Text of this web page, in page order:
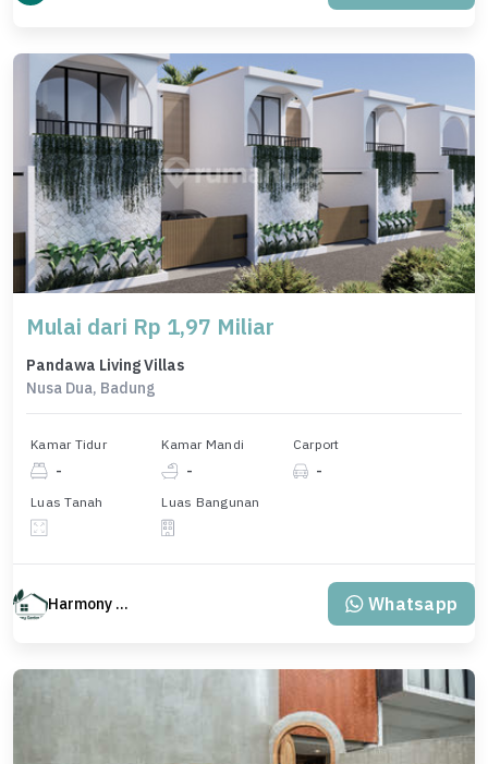
Mulai dari Rp 1,97 Miliar
Pandawa Living Villas
Nusa Dua, Badung
Kamar Tidur
-
Kamar Mandi
-
Carport
-
Luas Tanah Luas Bangunan
Harmony Property Whatsapp